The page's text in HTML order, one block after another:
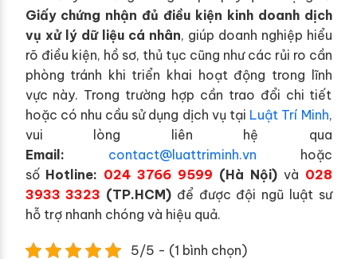
Giấy chứng nhận đủ điều kiện kinh doanh dịch
vụ xử lý dữ liệu cá nhân, giúp doanh nghiệp hiểu
rõ điều kiện, hồ sơ, thủ tục cũng như các rủi ro cần
phòng tránh khi triển khai hoạt động trong lĩnh
vực này. Trong trường hợp cần trao đổi chi tiết
hoặc có nhu cầu sử dụng dịch vụ tại Luật Trí Minh,
vui lòng liên hệ qua
Email: contact@luattriminh.vn hoặc
số Hotline: 024 3766 9599 (Hà Nội) và 028
3933 3323 (TP.HCM) để được đội ngũ luật sư
hỗ trợ nhanh chóng và hiệu quả.
5/5 - (1 bình chọn)